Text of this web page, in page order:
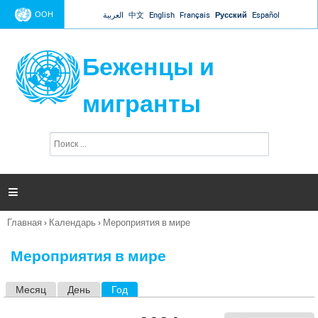
Jump to navigation
ООН العربية 中文 English Français Русский Español
Беженцы и
мигранты
п
и

Вы
Главная › Календарь › Мероприятия в мире
Мероприятия в мире
Месяц День Год